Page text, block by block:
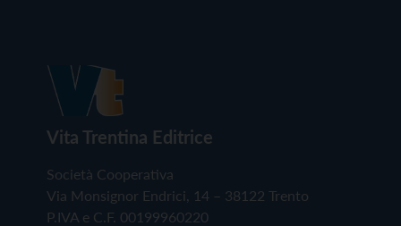
Vita Trentina Editrice
Società Cooperativa
Via Monsignor Endrici, 14 – 38122 Trento
P.IVA e C.F. 00199960220